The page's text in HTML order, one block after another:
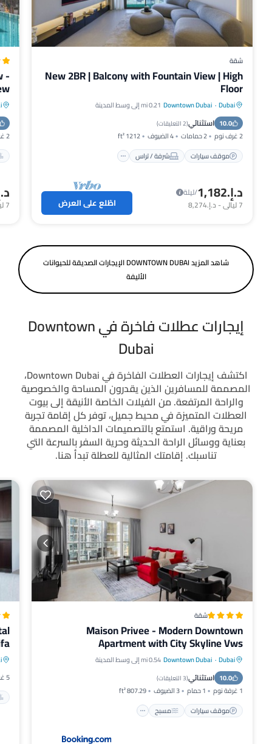
شقة
New 2BR | Balcony with Fountain View | High
Floor
Dubai
·
Downtown Dubai 0.21 mi إلى وسط المدينة
10.0 استثنائي(2 التعليقات )
2 غرف نوم 2 حمامات 4 الضيوف
1212 ft²
موقف سيارات
شرفة / تراس
موقف سيارات شرفة / تراس
مطبخ
مكيف هواء
د.إ.‏1,182
/ليلة
7ليالي- د.إ.‏8,274 اطّلع على العرض
-
2 غرف نوم
7
شاهد المزيد DOWNTOWN DUBAI الإيجارات الصديقة للحيوانات
الأليفة
إيجارات عطلات فاخرة في Downtown
Dubai
اكتشف إيجارات العطلات الفاخرة في Downtown Dubai،
المصممة للمسافرين الذين يقدرون المساحة والخصوصية
والراحة المرتفعة. من الفيلات الخاصة الأنيقة إلى بيوت
العطلات المتميزة في محيط جميل، توفر كل إقامة تجربة
مريحة وراقية. استمتع بالتصميمات الداخلية المصممة
بعناية ووسائل الراحة الحديثة وحرية السفر بالسرعة التي
تناسبك. إقامتك المثالية للعطلة تبدأ هنا.
شقة
Maison Privee - Modern Downtown
Apartment with City Skyline Vws
Dubai
·
Downtown Dubai 0.54 mi إلى وسط المدينة
10.0 استثنائي(3 التعليقات )
1 غرفة نوم 1 حمام 3 الضيوف
807.29 ft²
موقف سيارات
مسبح
موقف سيارات مسبح
مكيف هواء
إنترنت
5 غرف نوم